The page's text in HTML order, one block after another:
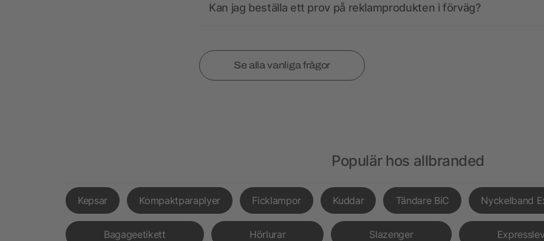
Kan jag beställa ett prov på reklamprodukten i förväg?
Se alla vanliga frågor
Populär hos allbranded
Kepsar Kompaktparaplyer Ficklampor Kuddar Tändare BiC Nyckelband
Bagageetikett Hörlurar Slazenger